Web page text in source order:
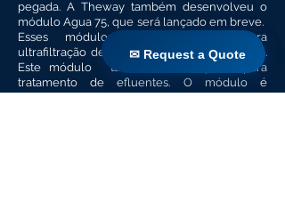
pegada. A Theway também desenvolveu o
módulo Agua 75, que será lançado em breve.
Esses módulos são adequados para
ultrafiltração de água potável e de processo.
Este módulo
também é adequado para
tratamento de efluentes. O módulo é
✉ Request a Quote
✉ Request a Quote